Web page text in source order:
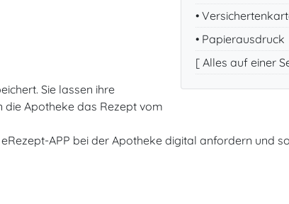
•
• Papierausdruck
[ Alles auf einer
Sie lassen ihre
Apotheke das Rezept vom
APP bei der Apotheke digital anfordern und